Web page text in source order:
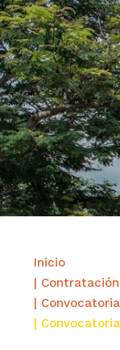
Inicio
| Contratación
|
|